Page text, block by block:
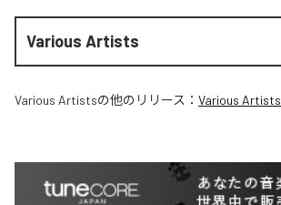
Various Artists
Various Artistsの他のリリース： Various Artists